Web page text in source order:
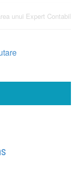
unui Expert Contabil